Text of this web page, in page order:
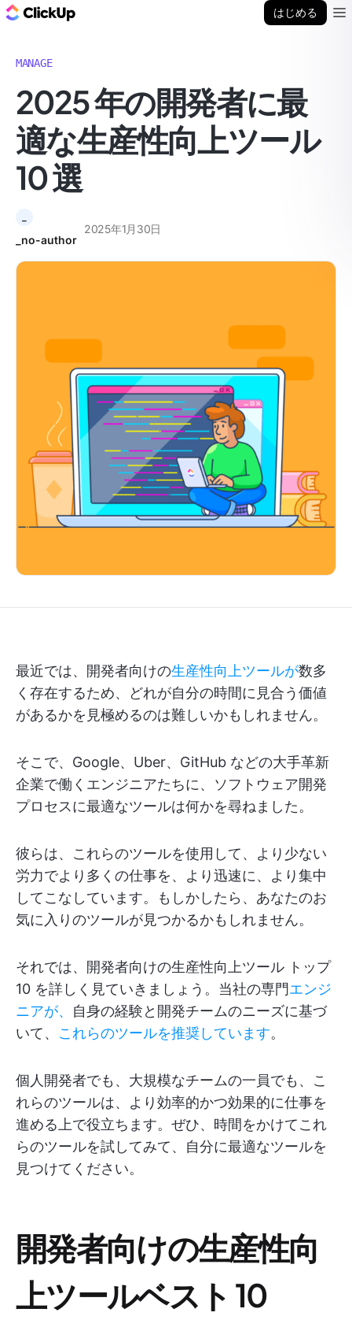
はじめる
MANAGE
2025 年の開発者に最
適な生産性向上ツール
10 選
_no-author
2025年1月30日
最近では、開発者向けの生産性向上ツールが数多
く存在するため、どれが自分の時間に見合う価値
があるかを見極めるのは難しいかもしれません。
そこで、Google、Uber、GitHub などの大手革新
企業で働くエンジニアたちに、ソフトウェア開発
プロセスに最適なツールは何かを尋ねました。
彼らは、これらのツールを使用して、より少ない
労力でより多くの仕事を、より迅速に、より集中
してこなしています。もしかしたら、あなたのお
気に入りのツールが見つかるかもしれません。
それでは、開発者向けの生産性向上ツール トップ
10 を詳しく見ていきましょう。当社の専門エンジ
ニアが、 自身の経験と開発チームのニーズに基づ
いて、 これらのツールを推奨しています。
個人開発者でも、大規模なチームの一員でも、こ
れらのツールは、より効率的かつ効果的に仕事を
進める上で役立ちます。ぜひ、時間をかけてこれ
らのツールを試してみて、自分に最適なツールを
見つけてください。
開発者向けの生産性向
上ツールベスト 10